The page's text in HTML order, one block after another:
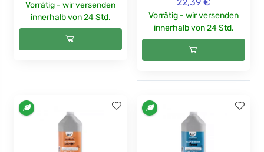
Vorrätig - wir versenden
innerhalb von 24 Std.
Vorrätig - wir versenden
innerhalb von 24 Std.